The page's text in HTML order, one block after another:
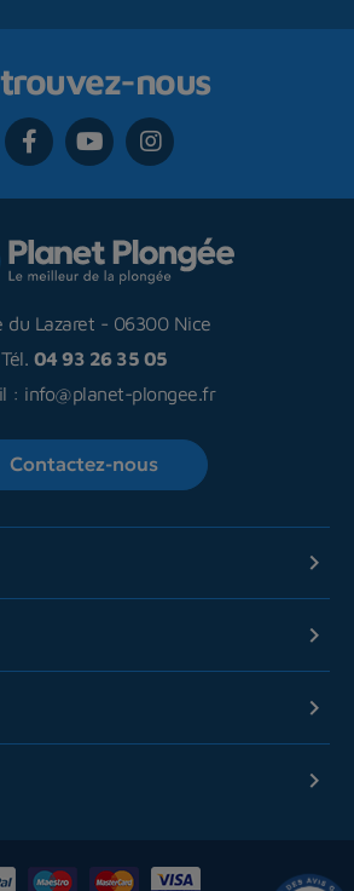
nous
du Lazaret - 06300 Nice
Tél. 04 93 26 35 05
: info@planet-plongee.fr
Contactez-nous



